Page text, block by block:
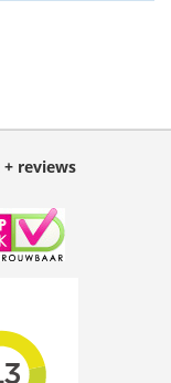
reviews